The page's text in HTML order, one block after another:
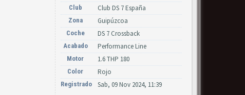
Club Club DS 7 España
Zona Guipúzcoa
Coche DS 7 Crossback
Acabado Performance Line
Motor 1.6 THP 180
Color Rojo
Registrado Sab, 09 Nov 2024, 11:39